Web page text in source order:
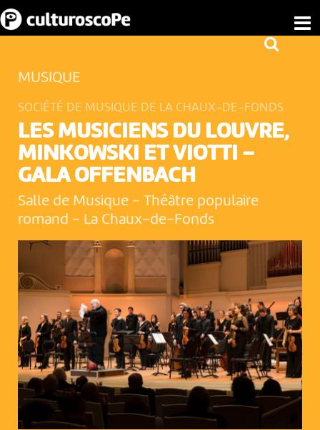
MUSIQUE
SOCIÉTÉ DE MUSIQUE DE LA CHAUX-DE-FONDS
LES MUSICIENS DU LOUVRE,
MINKOWSKI ET VIOTTI –
GALA OFFENBACH
Salle de Musique - Théâtre populaire
romand - La Chaux-de-Fonds